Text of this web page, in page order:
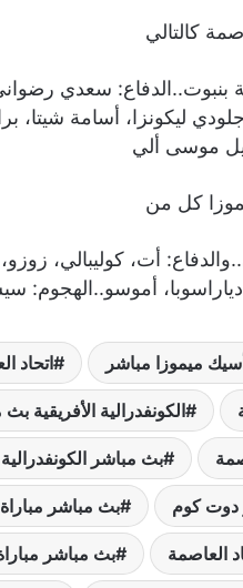
كالتالي
سعدي
ليكونزا، أسامة شيتا،
موسى ألي
كل من
أت، كوليبالي،
أموسو..الهجوم:
ميموزا مباشر اتحاد
الكونفدرالية الأفريقية
بث مباشر الكونفدرالية
دوت كوم بث مباشر
العاصمة بث مباشر